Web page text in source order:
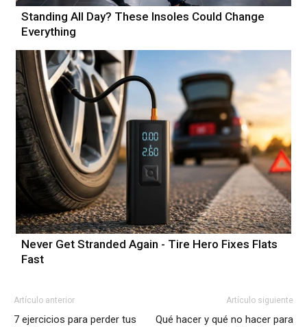
Standing All Day? These Insoles Could Change
Everything
Never Get Stranded Again - Tire Hero Fixes Flats
Fast
Artículo anterior
7 ejercicios para perder tus
Artículo siguiente
Qué hacer y qué no hacer para